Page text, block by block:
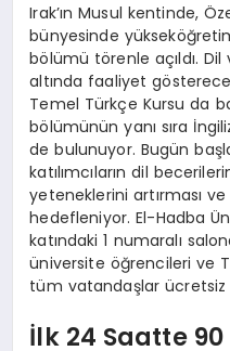
Irak’ın Musul kentinde,
bünyesinde
bölümü törenle açıldı. Dil
altında faaliyet
Temel Türkçe Kursu da
bölümünün yanı sıra
de bulunuyor. Bugün
katılımcıların dil
yeteneklerini artırması
hedefleniyor. El-Hadba
katındaki 1 numaralı
üniversite öğrencileri ve
tüm vatandaşlar ücretsiz
İlk 24 Saatte